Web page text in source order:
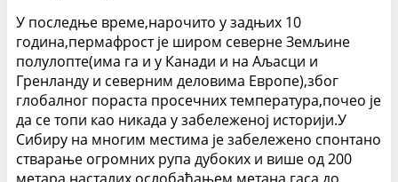
У последње време,нарочито у задњих 10
година,пермафрост је широм северне Земљине
полулопте(има га и у Канади и на Аљасци и
Гренланду и северним деловима Европе),због
глобалног пораста просечних температура,почео је
да се топи као никада у забележеној историји.У
Сибиру на многим местима је забележено спонтано
стварање огромних рупа дубоких и више од 200